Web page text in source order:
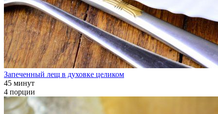
Запеченный лещ в духовке целиком
45 минут
4 порции